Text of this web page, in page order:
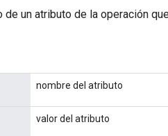
de un atributo de la operación
nombre del atributo
valor del atributo